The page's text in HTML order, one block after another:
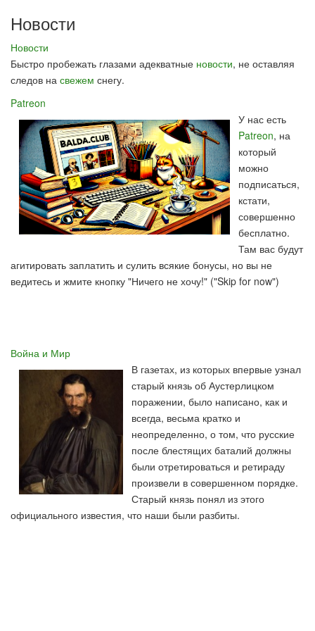
Новости
Новости
Быстро пробежать глазами адекватные новости, не оставляя
следов на свежем снегу.
Patreon
У нас есть
Patreon, на
который
можно
подписаться,
кстати,
совершенно
бесплатно.
Там вас будут
агитировать заплатить и сулить всякие бонусы, но вы не
ведитесь и жмите кнопку "Ничего не хочу!" ("Skip for now")
Война и Мир
В газетах, из которых впервые узнал
старый князь об Аустерлицком
поражении, было написано, как и
всегда, весьма кратко и
неопределенно, о том, что русские
после блестящих баталий должны
были отретироваться и ретираду
произвели в совершенном порядке.
Старый князь понял из этого
официального известия, что наши были разбиты.